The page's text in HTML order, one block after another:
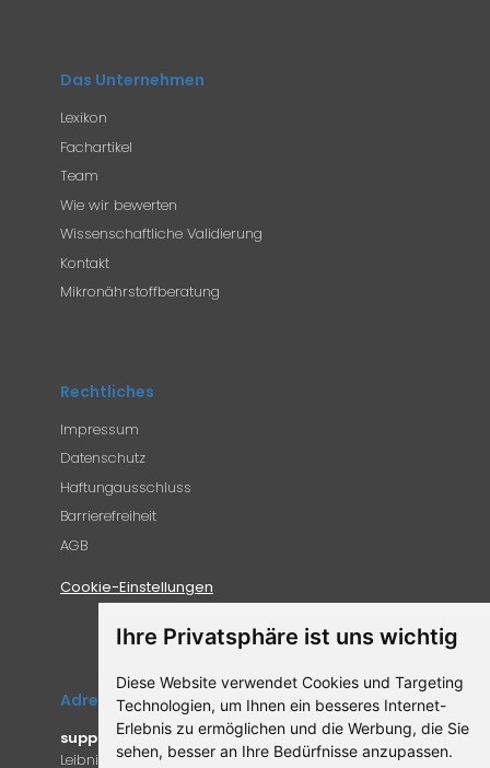
Ihre Privatsphäre ist uns wichtig
Diese Website verwendet Cookies und Targeting
Technologien, um Ihnen ein besseres Internet-
Erlebnis zu ermöglichen und die Werbung, die Sie
sehen, besser an Ihre Bedürfnisse anzupassen.
Das Unternehmen
Lexikon
Fachartikel
Team
Wie wir bewerten
Wissenschaftliche Validierung
Kontakt
Mikronährstoffberatung
Rechtliches
Impressum
Datenschutz
Haftungausschluss
Barrierefreiheit
AGB
Cookie-Einstellungen
Adresse
supplemento.de
Leibniz-Campus 9